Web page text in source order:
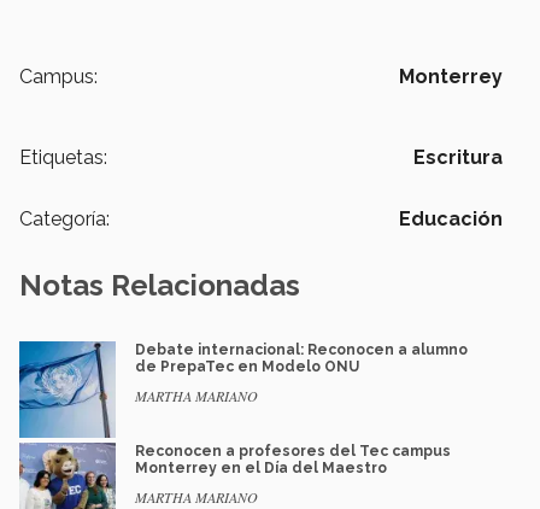
Campus: Monterrey
Etiquetas: Escritura
Categoría: Educación
Notas Relacionadas
Debate internacional: Reconocen a alumno
de PrepaTec en Modelo ONU
MARTHA MARIANO
Reconocen a profesores del Tec campus
Monterrey en el Día del Maestro
MARTHA MARIANO